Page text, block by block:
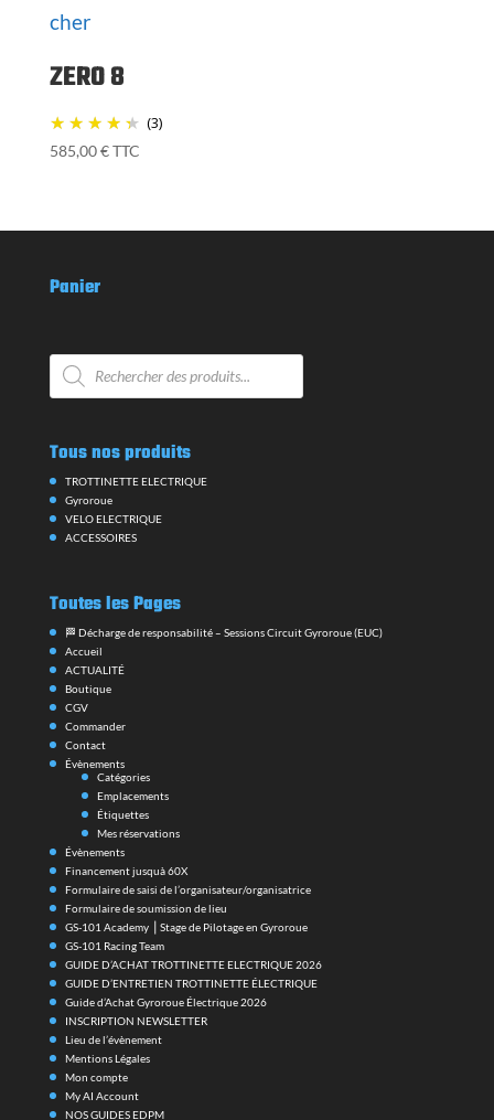
ZERO 8
(3)
585,00€TTC
Panier
Recherche
produits
Tous nos produits
TROTTINETTE ELECTRIQUE
Gyroroue
VELO ELECTRIQUE
ACCESSOIRES
Toutes les Pages
🏁 Décharge de responsabilité – Sessions Circuit Gyroroue (EUC)
Accueil
ACTUALITÉ
Boutique
CGV
Commander
Contact
Évènements
Catégories
Emplacements
Étiquettes
Mes réservations
Évènements
Financement jusquà 60X
Formulaire de saisi de l’organisateur/organisatrice
Formulaire de soumission de lieu
GS-101 Academy ⎪Stage de Pilotage en Gyroroue
GS-101 Racing Team
GUIDE D’ACHAT TROTTINETTE ELECTRIQUE 2026
GUIDE D’ENTRETIEN TROTTINETTE ÉLECTRIQUE
Guide d’Achat Gyroroue Électrique 2026
INSCRIPTION NEWSLETTER
Lieu de l’évènement
Mentions Légales
Mon compte
My AI Account
NOS GUIDES EDPM